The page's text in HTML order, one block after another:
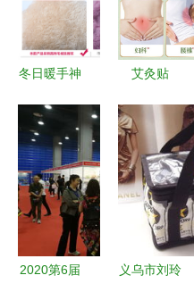
器摄影艺术
冬日暖手神
析新款防爆
充电热水袋
艾灸贴
工 揭秘庭
七日用品源
头工厂的产
业实力
2020第6届
义乌市刘玲